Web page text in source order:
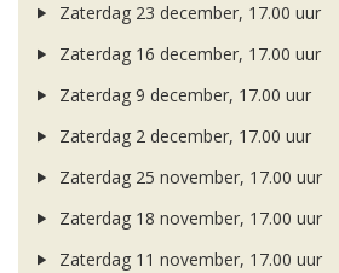
Zaterdag 23 december, 17.00 uur
Zaterdag 16 december, 17.00 uur
Zaterdag 9 december, 17.00 uur
Zaterdag 2 december, 17.00 uur
Zaterdag 25 november, 17.00 uur
Zaterdag 18 november, 17.00 uur
Zaterdag 11 november, 17.00 uur